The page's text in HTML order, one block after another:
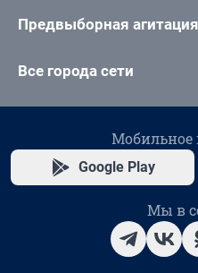
Предвыборная агитация
Все города сети
Мобильное
Google Play
Мы в